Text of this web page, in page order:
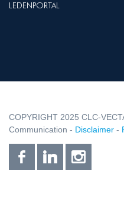
LEDENPORTAL
COPYRIGHT 2025 CLC-
Communication - Disclaimer -